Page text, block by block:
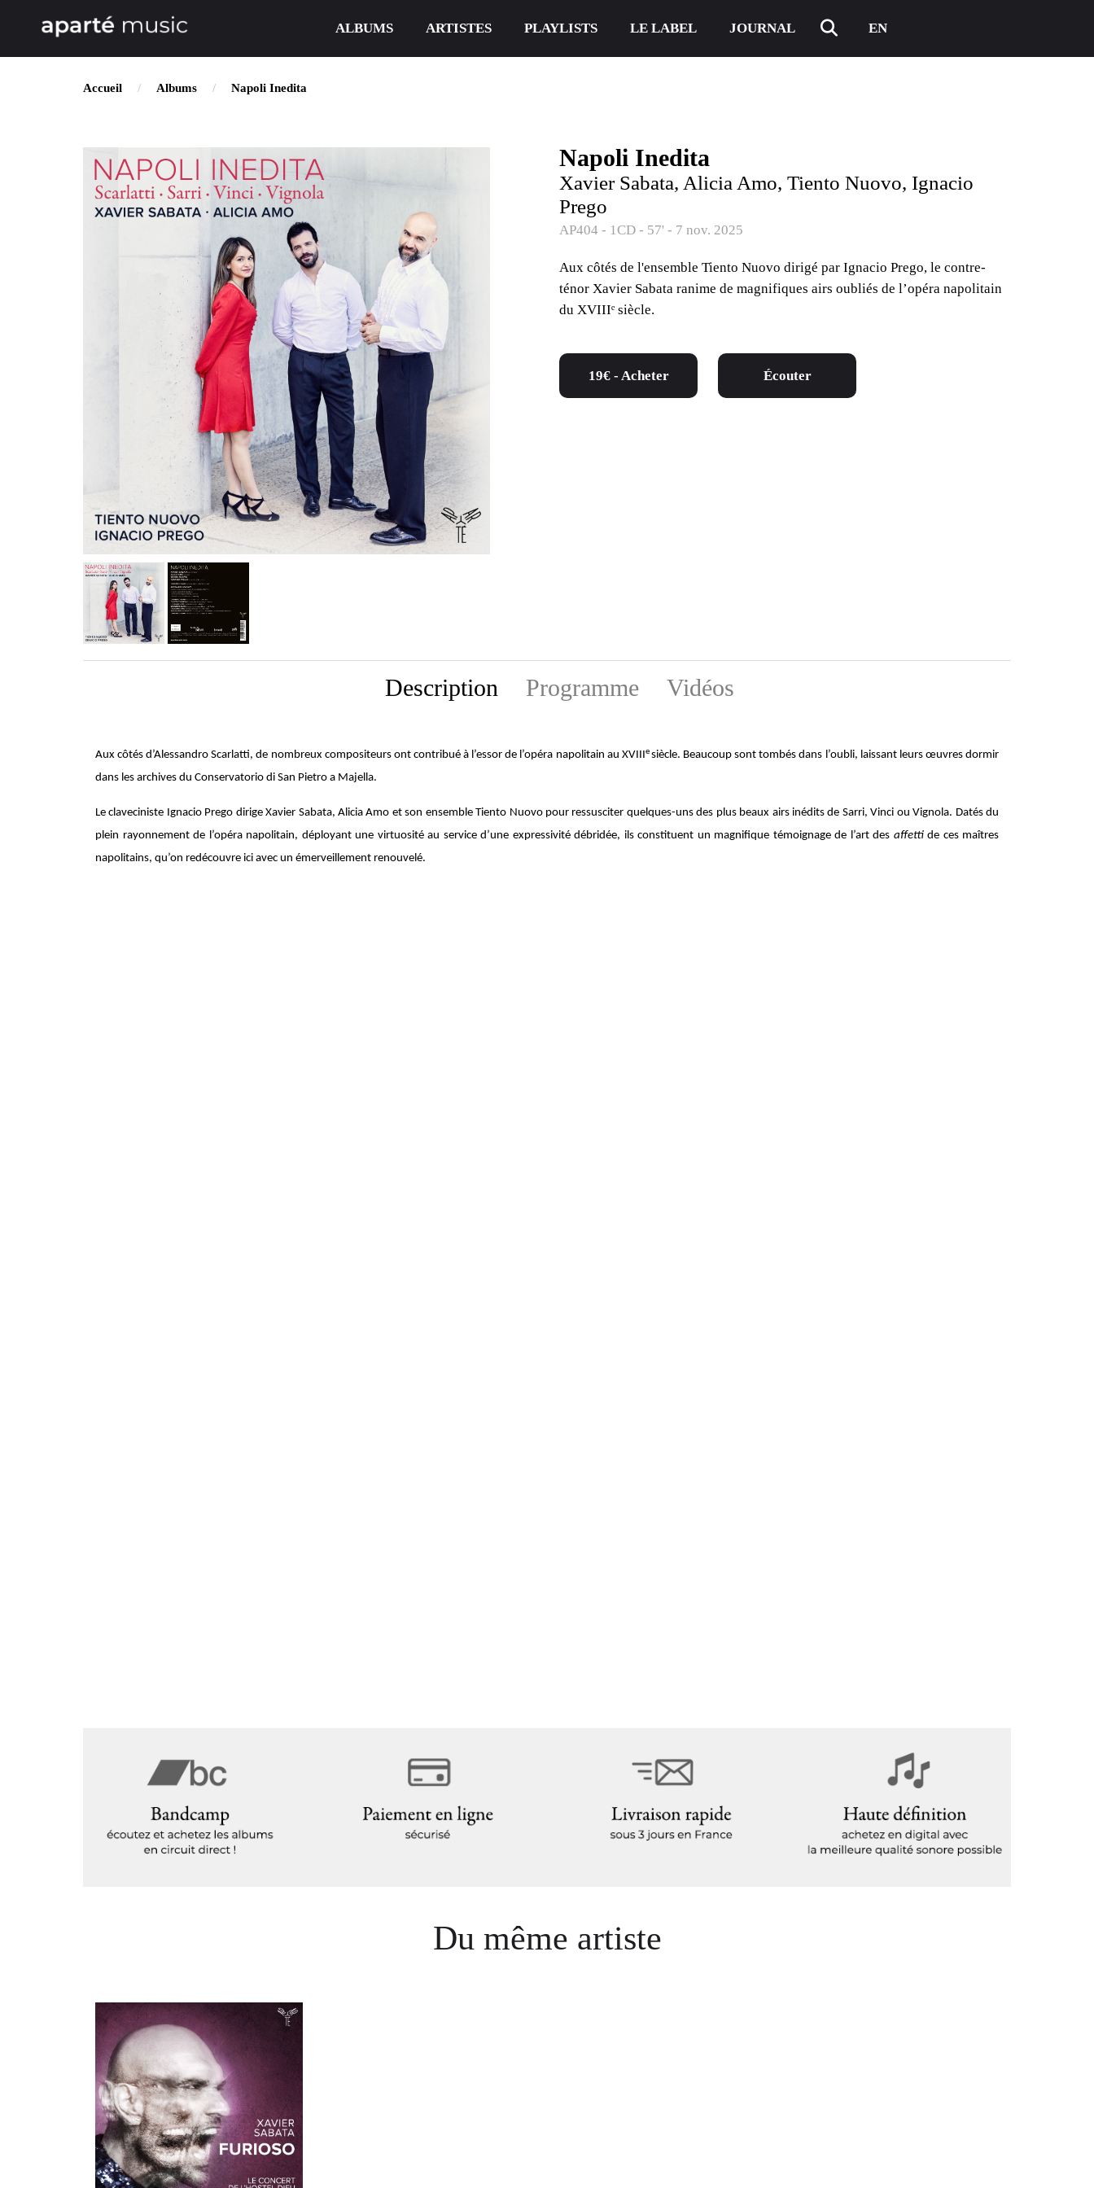
ALBUMS ARTISTES PLAYLISTS LE LABEL JOURNAL EN
Accueil Albums Napoli Inedita
Napoli Inedita
Xavier Sabata, Alicia Amo, Tiento Nuovo, Ignacio
Prego
AP404 - 1CD - 57' - 7 nov. 2025
Aux côtés de l'ensemble Tiento Nuovo dirigé par Ignacio Prego, le contre-
ténor Xavier Sabata ranime de magnifiques airs oubliés de l’opéra napolitain
du XVIIIᵉ siècle.
19€ - Acheter Écouter
Description Programme Vidéos
Aux côtés d’Alessandro Scarlatti, de nombreux compositeurs ont contribué à l’essor de l’opéra napolitain au XVIIIesiècle. Beaucoup sont tombés dans l’oubli, laissant leurs œuvres dormir
dans les archives du Conservatorio di San Pietro a Majella.
Le claveciniste Ignacio Prego dirige Xavier Sabata, Alicia Amo et son ensemble Tiento Nuovo pour ressusciter quelques-uns des plus beaux airs inédits de Sarri, Vinci ou Vignola. Datés du
plein rayonnement de l’opéra napolitain, déployant une virtuosité au service d’une expressivité débridée, ils constituent un magnifique témoignage de l’art des affettide ces maîtres
napolitains, qu’on redécouvre ici avec un émerveillement renouvelé.
Du même artiste